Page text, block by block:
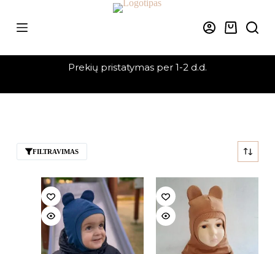
content
Krepšelis
Prekių pristatymas per 1-2 d.d.
FILTRAVIMAS